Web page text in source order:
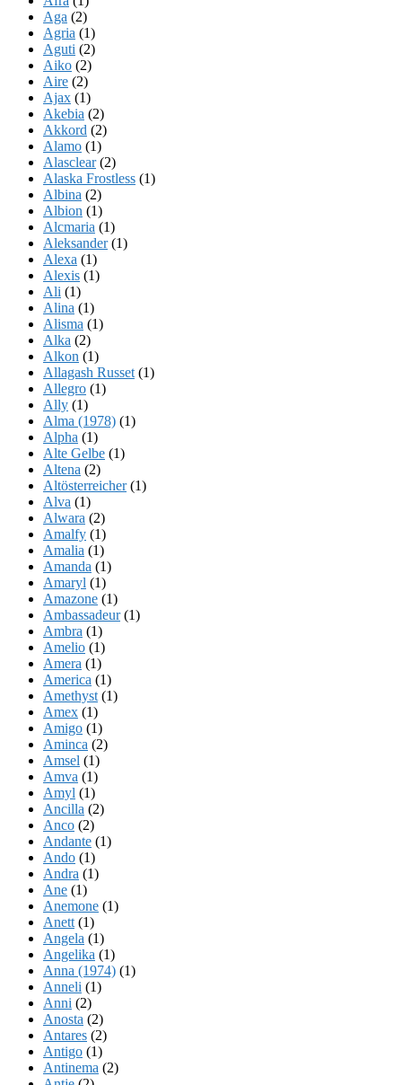
Aga (2)
Agria (1)
Aguti (2)
Aiko (2)
Aire (2)
Ajax (1)
Akebia (2)
Akkord (2)
Alamo (1)
Alasclear(2)
Alaska Frostless (1)
Albina (2)
Albion (1)
Alcmaria (1)
Aleksander(1)
Alexa (1)
Alexis (1)
Ali (1)
Alina (1)
Alisma (1)
Alka (2)
Alkon (1)
Allagash Russet (1)
Allegro (1)
Ally (1)
Alma (1978) (1)
Alpha (1)
Alte Gelbe (1)
Altena (2)
Altösterreicher(1)
Alva (1)
Alwara (2)
Amalfy (1)
Amalia (1)
Amanda (1)
Amaryl (1)
Amazone (1)
Ambassadeur(1)
Ambra (1)
Amelio (1)
Amera (1)
America (1)
Amethyst (1)
Amex (1)
Amigo (1)
Aminca (2)
Amsel (1)
Amva (1)
Amyl (1)
Ancilla (2)
Anco (2)
Andante (1)
Ando (1)
Andra (1)
Ane (1)
Anemone (1)
Anett (1)
Angela (1)
Angelika (1)
Anna (1974) (1)
Anneli (1)
Anni (2)
Anosta (2)
Antares (2)
Antigo (1)
Antinema (2)